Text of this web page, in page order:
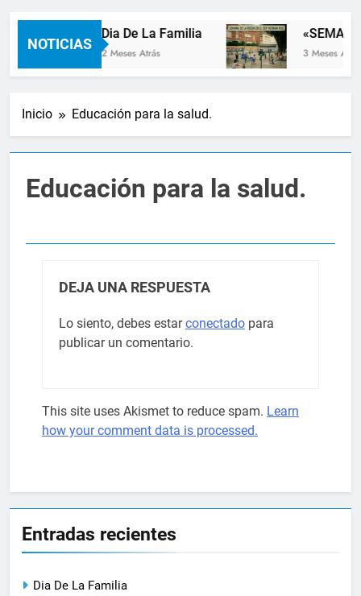
NOTICIAS
Dia De La Familia
2 Meses Atrás 3 Meses Atrás
Inicio Educación para la salud.
Educación para la salud.
DEJA UNA RESPUESTA
Lo siento, debes estarconectado para
publicar un comentario.
This site uses Akismet to reduce spam. Learn
how your comment data is processed.
Entradas recientes
Dia De La Familia